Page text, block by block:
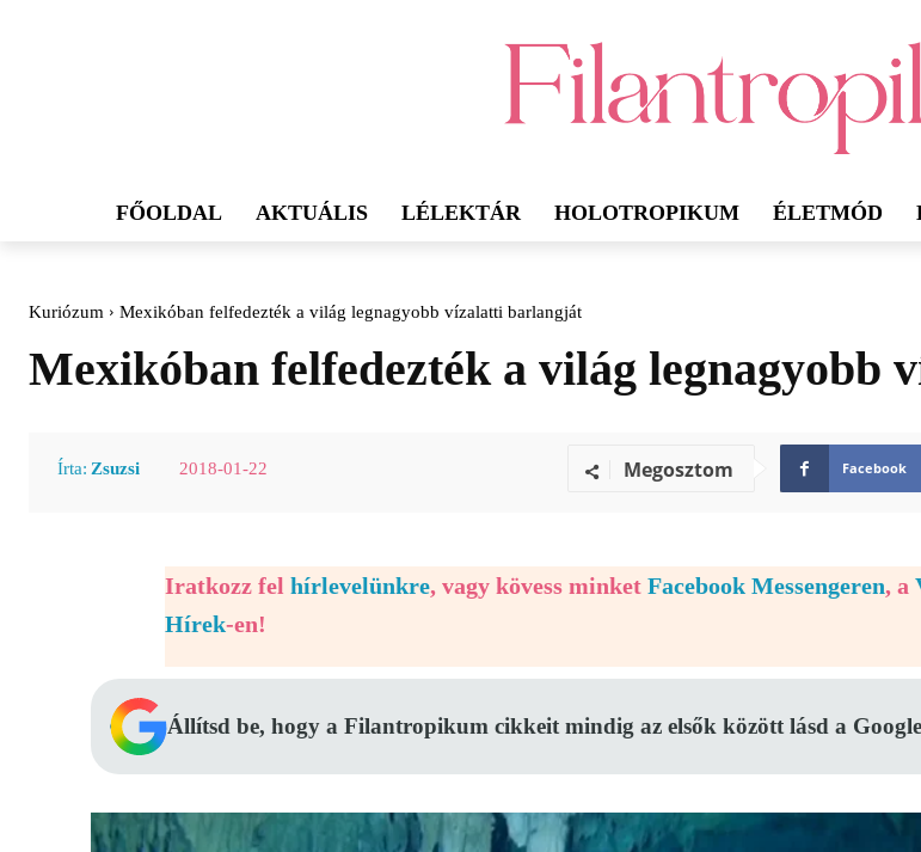
FŐOLDAL AKTUÁLIS LÉLEKTÁR HOLOTROPIKUM ÉLETMÓD
Kuriózum Mexikóban felfedezték a világ legnagyobb vízalatti barlangját
Mexikóban felfedezték a világ legnagyobb
Írta: Zsuzsi 2018-01-22 Megosztom Facebook
Iratkozz fel hírlevelünkre, vagy kövess minket Facebook Messengeren, a
Hírek-en!
Állítsd be, hogy a Filantropikum cikkeit mindig az elsők között lásd a